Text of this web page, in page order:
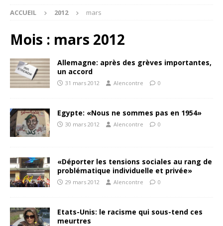
ACCUEIL 2012 mars
Mois : mars 2012
Allemagne: après des grèves importantes,
un accord
31 mars 2012 Alencontre 0
Egypte: «Nous ne sommes pas en 1954»
30 mars 2012 Alencontre 0
«Déporter les tensions sociales au rang de
problématique individuelle et privée»
29 mars 2012 Alencontre 0
Etats-Unis: le racisme qui sous-tend ces
meurtres